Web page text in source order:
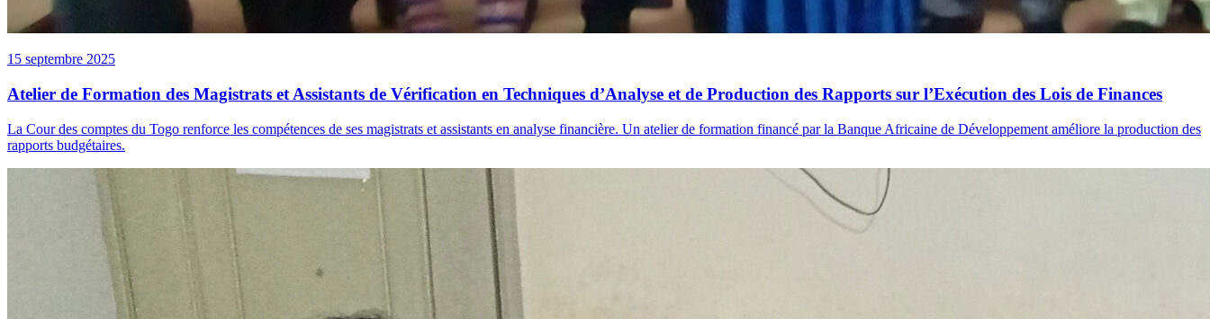
15 septembre 2025
Atelier de Formation des Magistrats et Assistants de Vérification en Techniques d’Analyse et de Production des Rapports sur l’Exécution des Lois de Finances
La Cour des comptes du Togo renforce les compétences de ses magistrats et assistants en analyse financière. Un atelier de formation financé par la Banque Africaine de Développement améliore la production des
rapports budgétaires.